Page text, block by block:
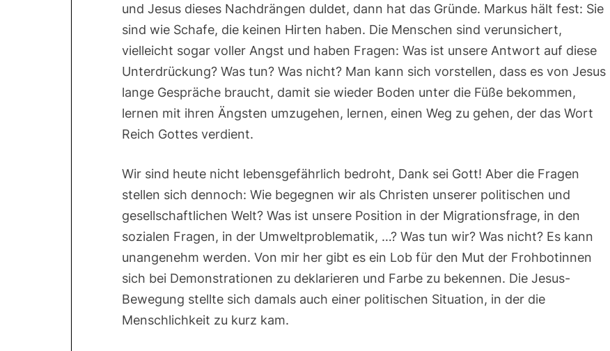
und Jesus dieses Nachdrängen duldet, dann hat das Gründe. Markus hält fest: Sie
sind wie Schafe, die keinen Hirten haben. Die Menschen sind verunsichert,
vielleicht sogar voller Angst und haben Fragen: Was ist unsere Antwort auf diese
Unterdrückung? Was tun? Was nicht? Man kann sich vorstellen, dass es von Jesus
lange Gespräche braucht, damit sie wieder Boden unter die Füße bekommen,
lernen mit ihren Ängsten umzugehen, lernen, einen Weg zu gehen, der das Wort
Reich Gottes verdient.
Wir sind heute nicht lebensgefährlich bedroht, Dank sei Gott! Aber die Fragen
stellen sich dennoch: Wie begegnen wir als Christen unserer politischen und
gesellschaftlichen Welt? Was ist unsere Position in der Migrationsfrage, in den
sozialen Fragen, in der Umweltproblematik, …? Was tun wir? Was nicht? Es kann
unangenehm werden. Von mir her gibt es ein Lob für den Mut der Frohbotinnen
sich bei Demonstrationen zu deklarieren und Farbe zu bekennen. Die Jesus-
Bewegung stellte sich damals auch einer politischen Situation, in der die
Menschlichkeit zu kurz kam.